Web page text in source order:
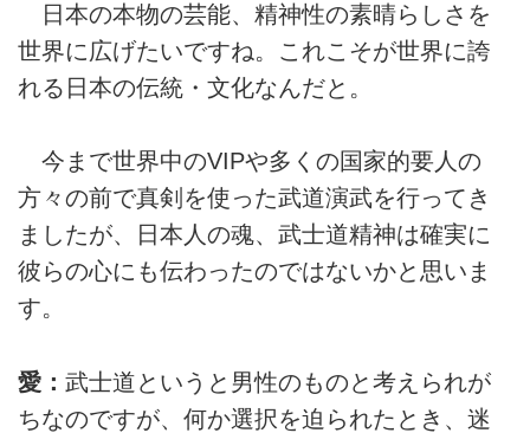
日本の本物の芸能、精神性の素晴らしさを
世界に広げたいですね。これこそが世界に誇
れる日本の伝統・文化なんだと。
今まで世界中のVIPや多くの国家的要人の
方々の前で真剣を使った武道演武を行ってき
ましたが、日本人の魂、武士道精神は確実に
彼らの心にも伝わったのではないかと思いま
す。
愛： 武士道というと男性のものと考えられが
ちなのですが、何か選択を迫られたとき、迷